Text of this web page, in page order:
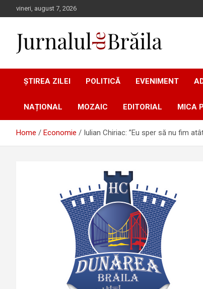
to
vineri, august 7, 2026
Jurnalul de Brăila
ȘTIREA ZILEI POLITICĂ EVENIMENT
NAȚIONAL MOZAIC EDITORIAL MICA
Home Economie Iulian Chiriac: ”Eu sper să nu fim